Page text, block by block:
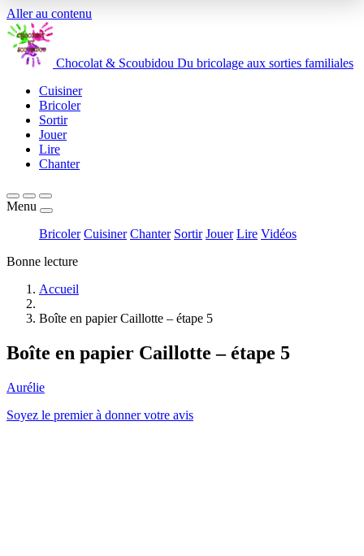
Aller au contenu
Chocolat & Scoubidou Du bricolage aux sorties familiales
Cuisiner
Bricoler
Sortir
Jouer
Lire
Chanter
Menu
Bricoler Cuisiner Chanter Sortir Jouer Lire Vidéos
Bonne lecture
Accueil
Boîte en papier Caillotte – étape 5
Boîte en papier Caillotte – étape 5
Aurélie
Soyez le premier à donner votre avis